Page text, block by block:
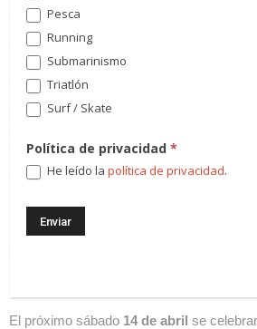
El próximo sábado 14 de abril se
Pesca
Running
Submarinismo
Triatlón
Surf / Skate
Política de privacidad*
He leído lapolítica de privacidad.